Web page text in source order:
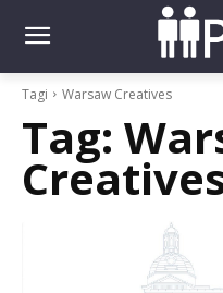
Tagi Warsaw Creatives
Tag: